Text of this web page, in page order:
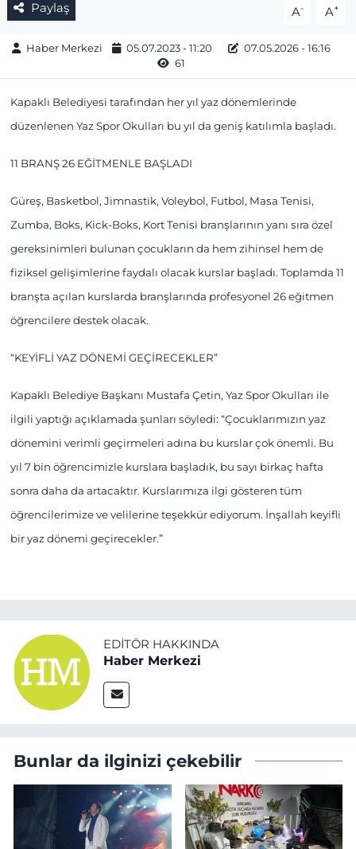
Paylaş A- A+
Haber Merkezi 05.07.2023 - 11:20
07.05.2026 - 16:16
61
Kapaklı Belediyesi tarafından her yıl yaz dönemlerinde
düzenlenen Yaz Spor Okulları bu yıl da geniş katılımla başladı.
11 BRANŞ 26 EĞİTMENLE BAŞLADI
Güreş, Basketbol, Jimnastik, Voleybol, Futbol, Masa Tenisi,
Zumba, Boks, Kick-Boks, Kort Tenisi branşlarının yanı sıra özel
gereksinimleri bulunan çocukların da hem zihinsel hem de
fiziksel gelişimlerine faydalı olacak kurslar başladı. Toplamda 11
branşta açılan kurslarda branşlarında profesyonel 26 eğitmen
öğrencilere destek olacak.
“KEYİFLİ YAZ DÖNEMİ GEÇİRECEKLER”
Kapaklı Belediye Başkanı Mustafa Çetin, Yaz Spor Okulları ile
ilgili yaptığı açıklamada şunları söyledi: “Çocuklarımızın yaz
dönemini verimli geçirmeleri adına bu kurslar çok önemli. Bu
yıl 7 bin öğrencimizle kurslara başladık, bu sayı birkaç hafta
sonra daha da artacaktır. Kurslarımıza ilgi gösteren tüm
öğrencilerimize ve velilerine teşekkür ediyorum. İnşallah keyifli
bir yaz dönemi geçirecekler.”
EDITÖR HAKKINDA
Haber Merkezi
Bunlar da ilginizi çekebilir